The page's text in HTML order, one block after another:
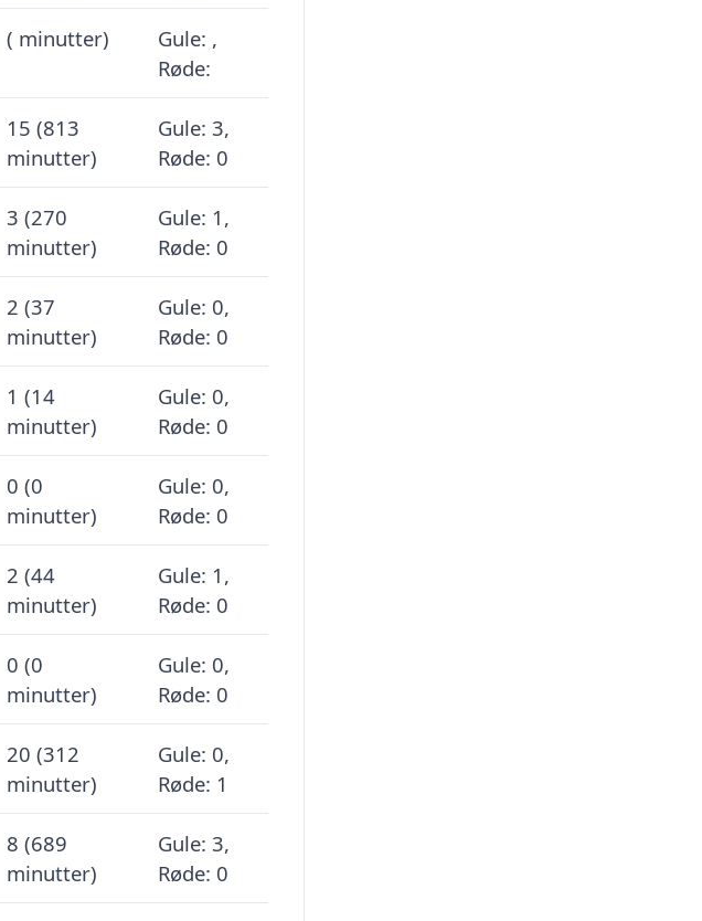
( minutter)
Gule: ,
Røde:
15 (813
minutter)
Gule: 3,
Røde: 0
3 (270
minutter)
Gule: 1,
Røde: 0
2 (37
minutter)
Gule: 0,
Røde: 0
1 (14
minutter)
Gule: 0,
Røde: 0
0 (0
minutter)
Gule: 0,
Røde: 0
2 (44
minutter)
Gule: 1,
Røde: 0
0 (0
minutter)
Gule: 0,
Røde: 0
20 (312
minutter)
Gule: 0,
Røde: 1
8 (689
minutter)
Gule: 3,
Røde: 0